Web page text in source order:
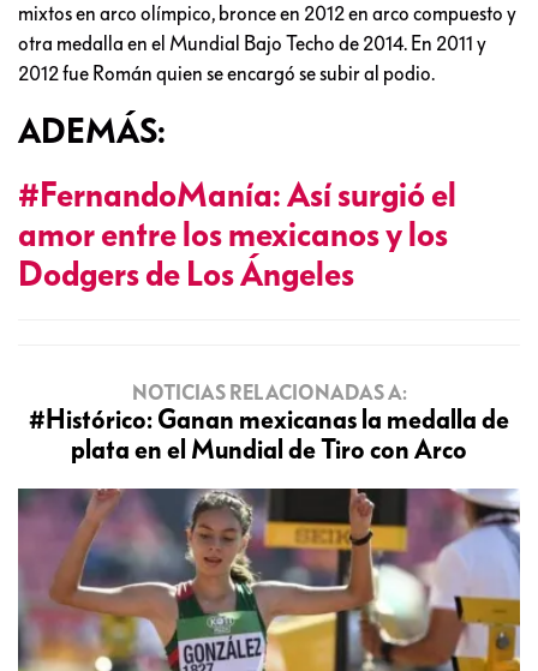
mixtos en arco olímpico, bronce en 2012 en arco compuesto y
otra medalla en el Mundial Bajo Techo de 2014. En 2011 y
2012 fue Román quien se encargó se subir al podio.
ADEMÁS:
#FernandoManía: Así surgió el
amor entre los mexicanos y los
Dodgers de Los Ángeles
NOTICIAS RELACIONADAS A:
#Histórico: Ganan mexicanas la medalla de
plata en el Mundial de Tiro con Arco